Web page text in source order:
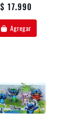
$ 17.990
Agregar